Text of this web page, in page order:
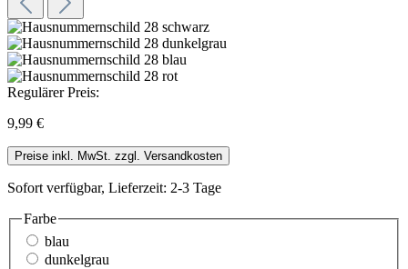
Regulärer Preis:
9,99 €
Preise inkl. MwSt. zzgl. Versandkosten
Sofort verfügbar, Lieferzeit: 2-3 Tage
Farbe
blau
dunkelgrau